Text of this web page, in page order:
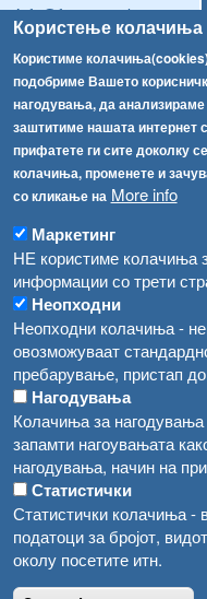
Користење колачиња
Користиме
подобриме Вашето
нагодувања, да анализираме
заштитиме нашата интернет
прифатете ги сите доколку
колачиња, променете и
со кликање на More info
Маркетинг
НЕ користиме колачиња
информации со трети
Неопходни
Неопходни колачиња -
овозможуваат
пребарување, пристап
Нагодувања
Колачиња за
запамти нагоувањата
нагодувања, начин на
Статистички
Статистички колачиња -
податоци за бројот,
околу посетите итн.
info@fva.gov.mk
[АХВ-претходна страна]
Соопштенија
Република Бугарија ги засили официјалните контроли при увоз на свежо овошје и зеленчук
Високите температури ризик од труење со храна, опасни се и за животните
Водата во Гостивар може да се користи како техничка, продолжува испораката на флаширана вода
Во Гостивар спроведени 70 вонредни контроли
Забраната за водата во Гостивар останува на сила, операторите да користат само технички безбедна вода
Архива
Регистри
Обрасци
Огласи